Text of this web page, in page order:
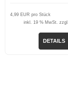
4,99 EUR pro Stück
inkl. 19 % MwSt. zzgl.
DETAILS